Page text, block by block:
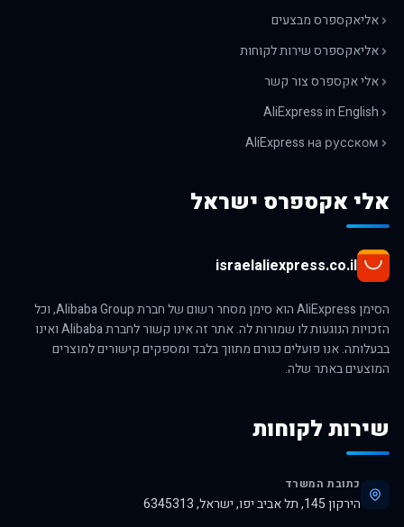
אליאקספרס מבצעים
אליאקספרס שירות לקוחות
אלי אקספרס צור קשר
AliExpress in English
AliExpress на русском
אלי אקספרס ישראל
israelaliexpress.co.il
הסימן AliExpress הוא סימן מסחר רשום של חברת Alibaba Group, וכל
הזכויות הנוגעות לו שמורות לה. אתר זה אינו קשור לחברת Alibaba ואינו
בבעלותה. אנו פועלים כגורם מתווך בלבד ומספקים קישורים למוצרים
המוצעים באתר שלה.
שירות לקוחות
כתובת המשרד
הירקון 145, תל אביב יפו, ישראל, 6345313